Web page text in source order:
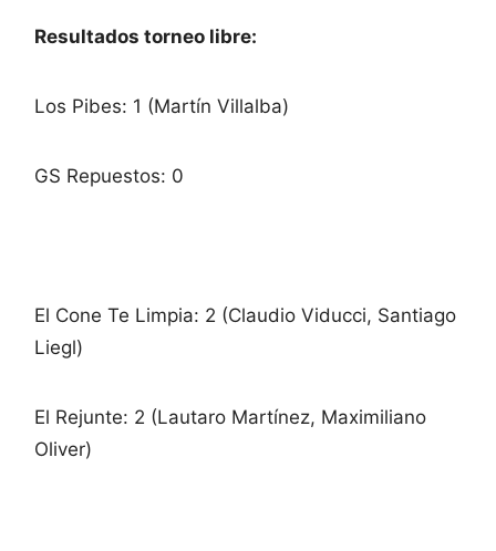
Resultados torneo libre:
Los Pibes: 1 (Martín Villalba)
GS Repuestos: 0
El Cone Te Limpia: 2 (Claudio Viducci, Santiago
Liegl)
El Rejunte: 2 (Lautaro Martínez, Maximiliano
Oliver)